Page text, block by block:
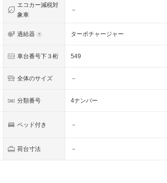
エコカー減税対
象車
－
過給器 ターボチャージャー
車台番号下３桁 549
全体のサイズ －
分類番号 4ナンバー
ベッド付き －
荷台寸法 －